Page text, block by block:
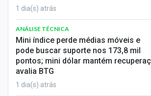
1 dia(s) atrás
ANÁLISE TÉCNICA
Mini índice perde médias móveis e
pode buscar suporte nos 173,8 mil
pontos; mini dólar mantém
avalia BTG
1 dia(s) atrás